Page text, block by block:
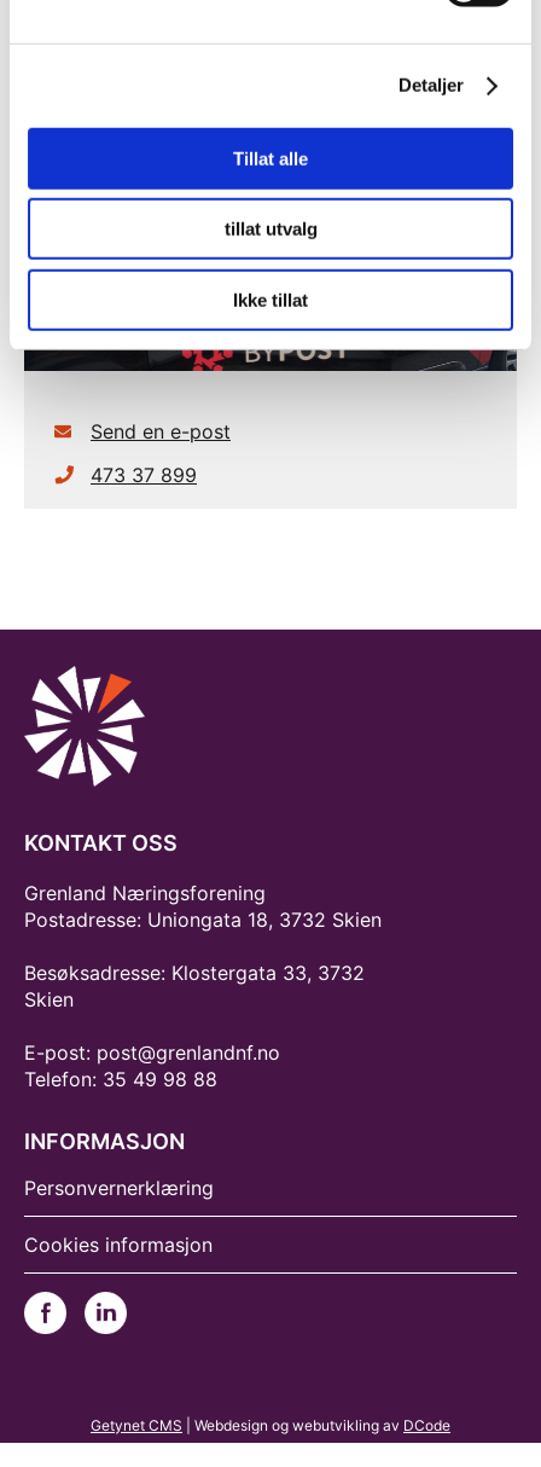
Detaljer
Tillat alle
tillat utvalg
Ikke tillat
Send en e-post
473 37 899
KONTAKT OSS
Grenland Næringsforening
Postadresse: Uniongata 18, 3732 Skien
Besøksadresse: Klostergata 33, 3732
Skien
E-post: post@grenlandnf.no
Telefon: 35 49 98 88
INFORMASJON
Personvernerklæring
Cookies informasjon
Getynet CMS | Webdesign og webutvikling av DCode